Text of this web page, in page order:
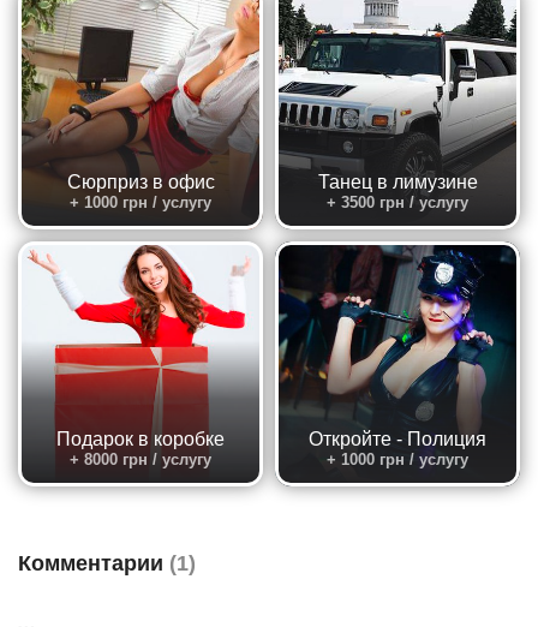
Сюрприз в офис
+ 1000 грн / услугу
Танец в лимузине
+ 3500 грн / услугу
Подарок в коробке
+ 8000 грн / услугу
Откройте - Полиция
+ 1000 грн / услугу
Комментарии (1)